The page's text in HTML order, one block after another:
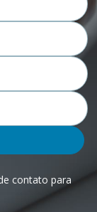
contato para